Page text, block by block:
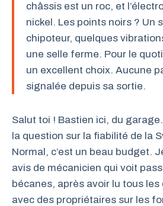
châssis est un roc, et
nickel. Les points noirs ? Un
chipoteur, quelques
une selle ferme. Pour le
un excellent choix. Aucune
signalée depuis sa sortie.
Salut toi ! Bastien ici, du
la question sur la fiabilité de la
Normal, c’est un beau budget.
avis de mécanicien qui voit
bécanes, après avoir lu tous
avec des propriétaires sur les